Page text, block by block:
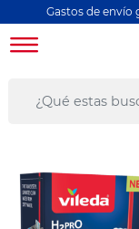
Gastos de envío gratis